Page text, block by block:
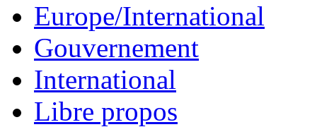
Europe/International
Gouvernement
International
Libre propos